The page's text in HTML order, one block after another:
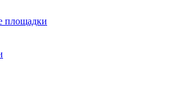
площадки